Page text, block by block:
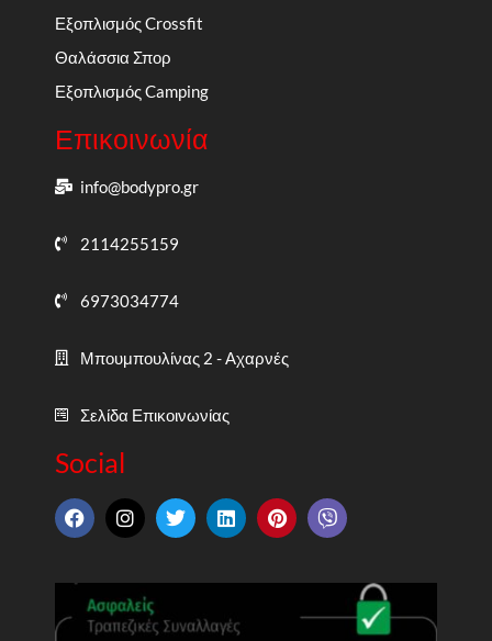
Εξοπλισμός Crossfit
Θαλάσσια Σπορ
Εξοπλισμός Camping
Επικοινωνία
info@bodypro.gr
2114255159
6973034774
Μπουμπουλίνας 2 - Αχαρνές
Σελίδα Επικοινωνίας
Social